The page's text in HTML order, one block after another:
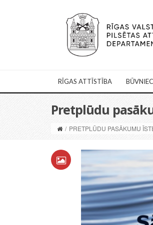
RĪGAS ATTĪSTĪBA
Pretplūdu
/ PRETPLŪDU PASĀKUMU